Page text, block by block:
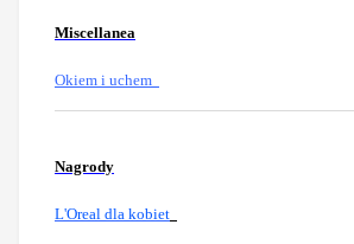
Miscellanea
Okiem i uchem
Nagrody
L'Oreal dla kobiet